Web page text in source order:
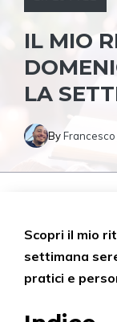
IL MIO
LA
By
Scopri il mio
settimana
pratici e